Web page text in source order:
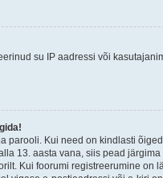
su IP aadressi või
parooli. Kui need on kindlasti
13. aasta vana, siis pead
Kui foorumi registreerumine